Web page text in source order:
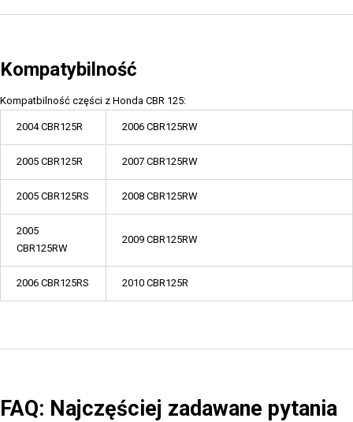
Kompatybilność
Kompatbilność części z Honda CBR 125:
2004 CBR125R 2006 CBR125RW
2005 CBR125R 2007 CBR125RW
2005 CBR125RS 2008 CBR125RW
2005
CBR125RW
2009 CBR125RW
2006 CBR125RS 2010 CBR125R
FAQ: Najczęściej zadawane pytania